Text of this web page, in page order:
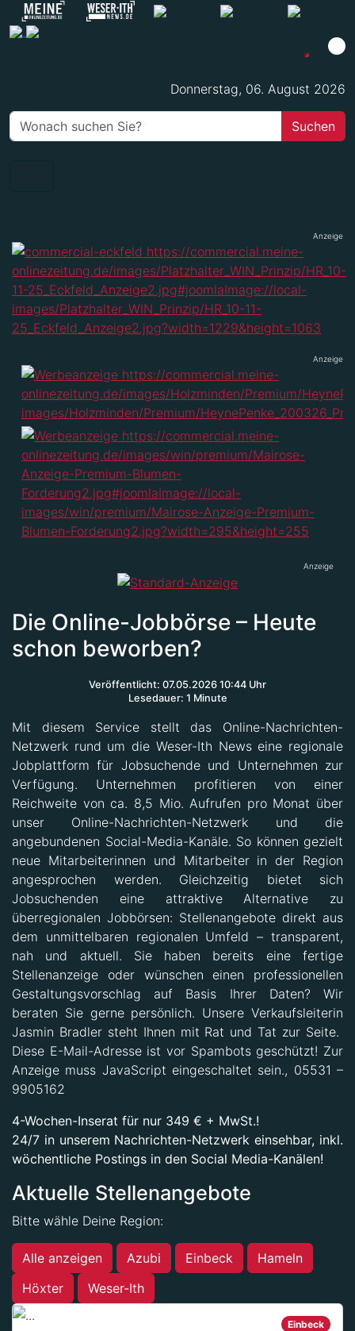
Donnerstag, 06. August 2026
Anzeige
Anzeige
Anzeige
Die Online-Jobbörse – Heute
schon beworben?
Veröffentlicht: 07.05.2026 10:44 Uhr
Lesedauer: 1 Minute
Mit diesem Service stellt das Online-Nachrichten-
Netzwerk rund um die Weser-Ith News eine regionale
Jobplattform für Jobsuchende und Unternehmen zur
Verfügung. Unternehmen profitieren von einer
Reichweite von ca. 8,5 Mio. Aufrufen pro Monat über
unser Online-Nachrichten-Netzwerk und die
angebundenen Social-Media-Kanäle. So können gezielt
neue Mitarbeiterinnen und Mitarbeiter in der Region
angesprochen werden. Gleichzeitig bietet sich
Jobsuchenden eine attraktive Alternative zu
überregionalen Jobbörsen: Stellenangebote direkt aus
dem unmittelbaren regionalen Umfeld – transparent,
nah und aktuell. Sie haben bereits eine fertige
Stellenanzeige oder wünschen einen professionellen
Gestaltungsvorschlag auf Basis Ihrer Daten? Wir
beraten Sie gerne persönlich. Unsere Verkaufsleiterin
Jasmin Bradler steht Ihnen mit Rat und Tat zur Seite.
Diese E-Mail-Adresse ist vor Spambots geschützt! Zur
Anzeige muss JavaScript eingeschaltet sein., 05531 –
9905162
4-Wochen-Inserat für nur 349 € + MwSt.!
24/7 in unserem Nachrichten-Netzwerk einsehbar, inkl.
wöchentliche Postings in den Social Media-Kanälen!
Aktuelle Stellenangebote
Bitte wähle Deine Region:
Alle anzeigen Azubi Einbeck
Hameln
Höxter
Weser-Ith
Einbeck